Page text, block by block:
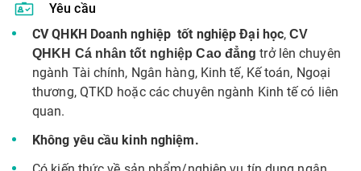
Yêu cầu
CV QHKH Doanh nghiệp tốt nghiệp Đại học,CV
QHKH Cá nhân tốt nghiệp Cao đẳng trở lên chuyên
ngành Tài chính, Ngân hàng, Kinh tế, Kế toán, Ngoại
thương, QTKD hoặc các chuyên ngành Kinh tế có liên
quan.
Không yêu cầu kinh nghiệm.